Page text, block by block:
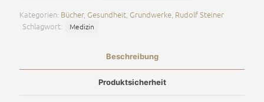
Menge
Kategorien: Bücher, Gesundheit Grundwerke Rudolf Steiner
Schlagwort:
Medizin
Beschreibung
Produktsicherheit